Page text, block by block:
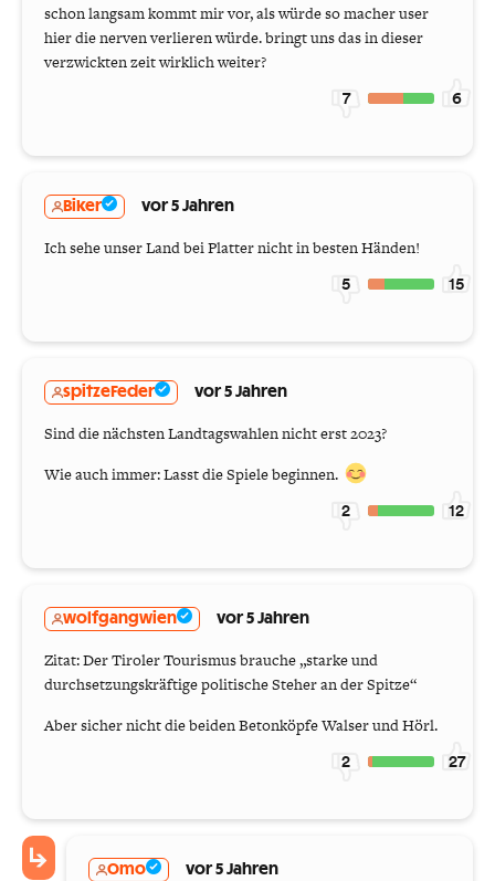
schon langsam kommt mir vor, als würde so macher user
hier die nerven verlieren würde. bringt uns das in dieser
verzwickten zeit wirklich weiter?
7 6
Biker vor 5 Jahren
Ich sehe unser Land bei Platter nicht in besten Händen!
5 15
spitzeFeder vor 5 Jahren
Sind die nächsten Landtagswahlen nicht erst 2023?
Wie auch immer: Lasst die Spiele beginnen.
2 12
wolfgangwien vor 5 Jahren
Zitat: Der Tiroler Tourismus brauche „starke und
durchsetzungskräftige politische Steher an der Spitze“
Aber sicher nicht die beiden Betonköpfe Walser und Hörl.
2 27
Omo vor 5 Jahren